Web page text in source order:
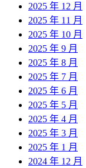
2025 年 12 月
2025 年 11 月
2025 年 10 月
2025 年 9 月
2025 年 8 月
2025 年 7 月
2025 年 6 月
2025 年 5 月
2025 年 4 月
2025 年 3 月
2025 年 1 月
2024 年 12 月